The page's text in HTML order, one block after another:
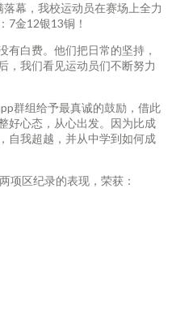
幕，我校运动员在赛场上全力
7金12银13铜！
有白费。他们把日常的坚持，
，我们看见运动员们不断努力
群组给予最真诚的鼓励，借此
好心态，从心出发。因为比成
自我超越，并从中学到如何成
项区纪录的表现，荣获：